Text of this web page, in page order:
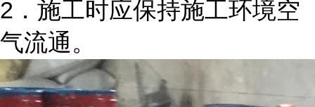
2．施工时应保持施工环境空
气流通。